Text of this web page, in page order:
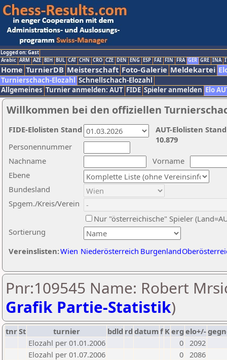
Logged on: Gast
Arabic ARM AZE BIH BUL CAT CHN CRO CZE DEN ENG ESP FAI FIN FRA GER GRE INA
Home TurnierDB Meisterschaft Foto-Galerie Meldekartei
Turnierschach-Elozahl Schnellschach-Elozahl
Allgemeines Turnier anmelden: AUT FIDE Spieler anmelden Elo
Willkommen bei den offiziellen
Nachname
Vorname
Ebene
Sortierung
Personennummer
Bundesland
Spgem./Kreis/Verein
Nur "österreichische" Spieler
Vereinslisten:Wien Niederösterreich Burgenland
AUT-Elolisten
10.879
FIDE-Elolisten Stand
Pnr:109545 Name: Robert
Grafik Partie-Statistik)
tnrSt turnier bdld rd datumf Kerg elo+/-
Elozahl per 01.01.2006
0 2092
Elozahl per 01.07.2006
0 2086